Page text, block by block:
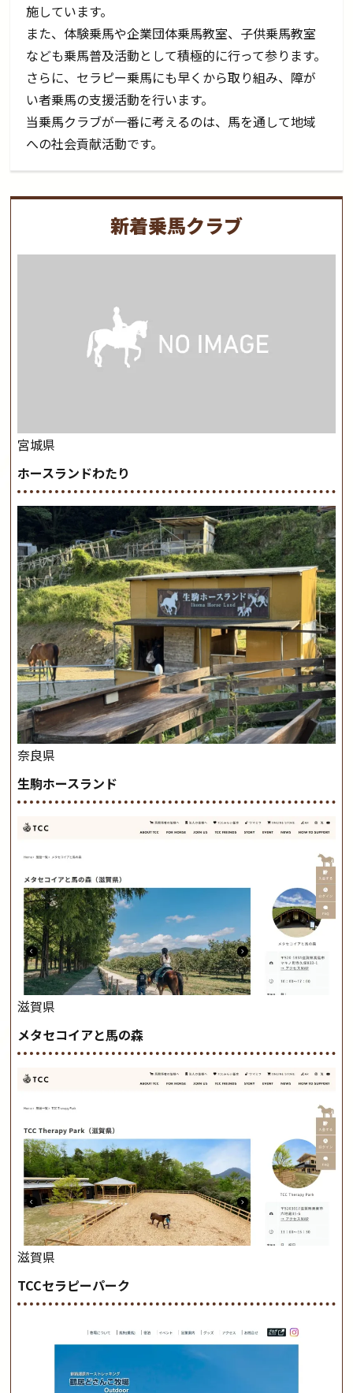
施しています。
また、体験乗馬や企業団体乗馬教室、子供乗馬教室
なども乗馬普及活動として積極的に行って参ります。
さらに、セラピー乗馬にも早くから取り組み、障が
い者乗馬の支援活動を行います。
当乗馬クラブが一番に考えるのは、馬を通して地域
への社会貢献活動です。
新着乗馬クラブ
宮城県
ホースランドわたり
奈良県
生駒ホースランド
滋賀県
メタセコイアと馬の森
滋賀県
TCCセラピーパーク